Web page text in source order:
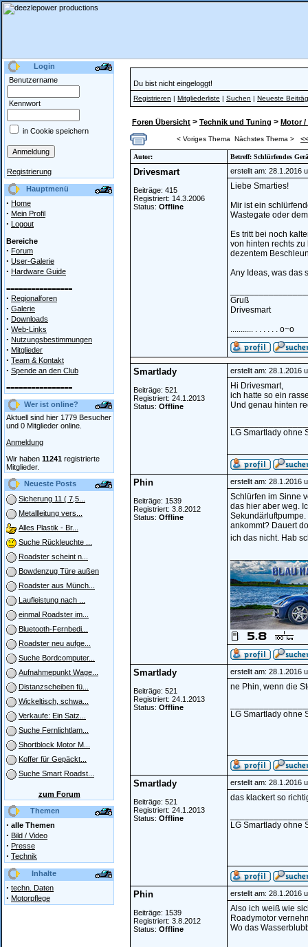
Login
Benutzername
Kennwort
in Cookie speichern
Registrierung
Hauptmenü
· Home
· Mein Profil
· Logout
Bereiche
· Forum
· User-Galerie
· Hardware Guide
================
· Regionalforen
· Galerie
· Downloads
· Web-Links
· Nutzungsbestimmungen
· Mitglieder
· Team & Kontakt
· Spende an den Club
================
Wer ist online?
Aktuell sind hier 1779 Besucher
und 0 Mitglieder online.
Anmeldung
Wir haben 11241 registrierte
Mitglieder.
Neueste Posts
Sicherung 11 ( 7,5...
Metallleitung vers...
Alles Plastik - Br...
Suche Rückleuchte ...
Roadster scheint n...
Bowdenzug Türe außen
Roadster aus Münch...
Laufleistung nach ...
einmal Roadster im...
Bluetooth-Fernbedi...
Roadster neu aufge...
Suche Bordcomputer...
Aufnahmepunkt Wage...
Distanzscheiben fü...
Wickeltisch, schwa...
Verkaufe: Ein Satz...
Suche Fernlichtlam...
Shortblock Motor M...
Koffer für Gepäckt...
Suche Smart Roadst...
zum Forum
Themen
· alle Themen
· Bild / Video
· Presse
· Technik
Inhalte
· techn. Daten
· Motorpflege
Du bist nicht eingeloggt!
Registrieren | Mitgliederliste | Suchen | Neueste
Foren Übersicht > Technik und Tuning > Motor /
< Voriges Thema Nächstes Thema > <<
Autor: Betreff: Schlürfendes
Drivesmart
Beiträge: 415
Registriert: 14.3.2006
Status: Offline
erstellt am: 28.1.2016
Liebe Smarties!
Mir ist ein
Wastegate oder
Es tritt bei noch
von hinten rechts
dezentem
Any Ideas, was das
Gruß
Drivesmart
........... . . . . . . o~o
Smartlady
Beiträge: 521
Registriert: 24.1.2013
Status: Offline
erstellt am: 28.1.2016
Hi Drivesmart,
ich hatte so ein
Und genau hinten
LG Smartlady ohne
Phin
Beiträge: 1539
Registriert: 3.8.2012
Status: Offline
erstellt am: 28.1.2016
Schlürfen im Sinne
das hier aber weg.
ankommt? Dauert
ich das nicht. Hab
Smartlady
Beiträge: 521
Registriert: 24.1.2013
Status: Offline
erstellt am: 28.1.2016
ne Phin, wenn die
LG Smartlady ohne
Smartlady
Beiträge: 521
Registriert: 24.1.2013
Status: Offline
erstellt am: 28.1.2016
das klackert so
LG Smartlady ohne
Phin
Beiträge: 1539
Registriert: 3.8.2012
Status: Offline
erstellt am: 28.1.2016
Also ich weiß wie
Roadymotor
Wo das